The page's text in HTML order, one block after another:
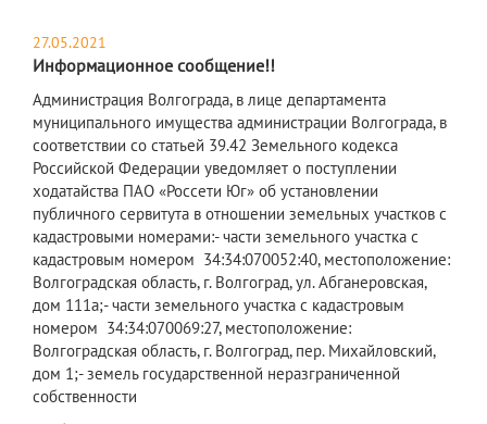
27.05.2021
Информационное сообщение!!
​Администрация Волгограда, в лице департамента
муниципального имущества администрации Волгограда, в
соответствии со статьей 39.42 Земельного кодекса
Российской Федерации уведомляет о поступлении
ходатайства ПАО «Россети Юг» об установлении
публичного сервитута в отношении земельных участков с
кадастровыми номерами:- части земельного участка с
кадастровым номером 34:34:070052:40, местоположение:
Волгоградская область, г. Волгоград, ул. Абганеровская,
дом 111а;- части земельного участка с кадастровым
номером 34:34:070069:27, местоположение:
Волгоградская область, г. Волгоград, пер. Михайловский,
дом 1;- земель государственной неразграниченной
собственности